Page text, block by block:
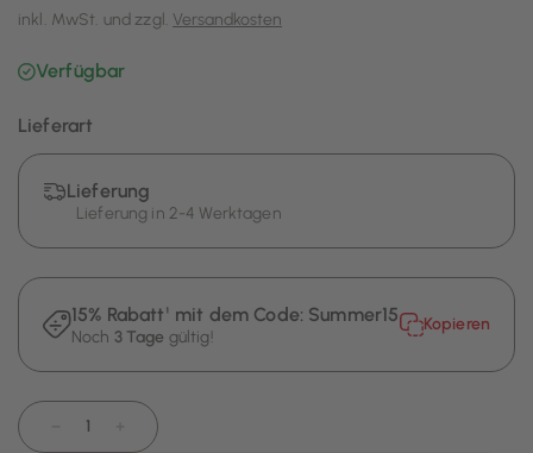
inkl. MwSt. und zzgl. Versandkosten
Verfügbar
Lieferart
Lieferung
Lieferung in 2-4 Werktagen
15% Rabatt¹ mit dem Code: Summer15
Noch 3 Tage gültig!
Kopieren